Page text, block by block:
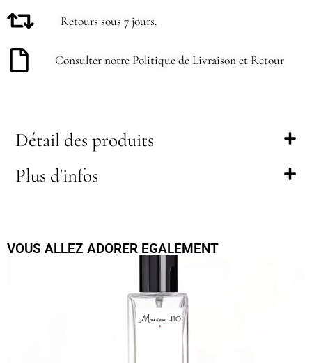
Retours sous 7 jours.
Consulter notre Politique de Livraison et Retour
Détail des produits
Plus d'infos
VOUS ALLEZ ADORER EGALEMENT